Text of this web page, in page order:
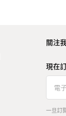
關注
現在
一旦訂